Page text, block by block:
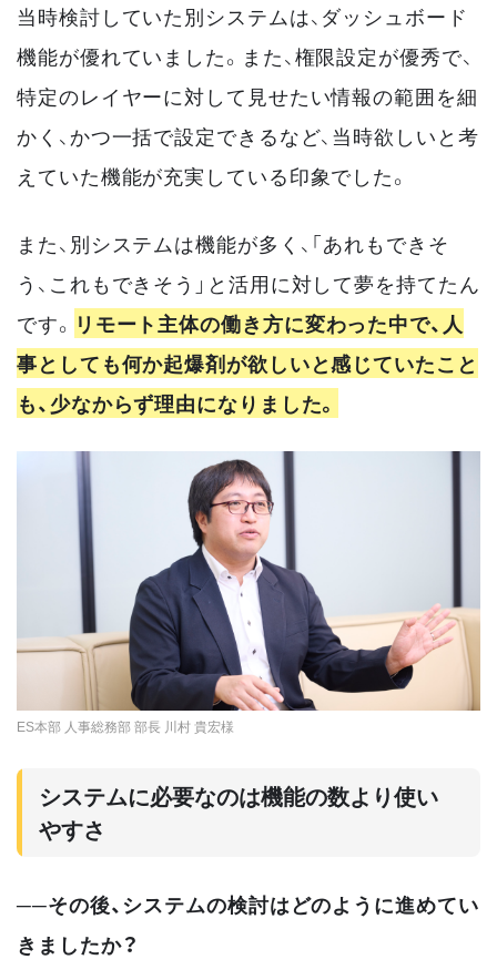
当時検討していた別システムは、ダッシュボード
機能が優れていました。また、権限設定が優秀で、
特定のレイヤーに対して見せたい情報の範囲を細
かく、かつ一括で設定できるなど、当時欲しいと考
えていた機能が充実している印象でした。
また、別システムは機能が多く、「あれもできそ
う、これもできそう」と活用に対して夢を持てたん
です。 リモート主体の働き方に変わった中で、人
事としても何か起爆剤が欲しいと感じていたこと
も、少なからず理由になりました。
ES本部 人事総務部 部長 川村 貴宏様
システムに必要なのは機能の数より使い
やすさ
──その後、システムの検討はどのように進めてい
きましたか？